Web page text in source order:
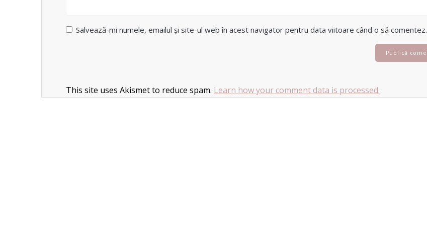
Salvează-mi numele, emailul și site-ul web în acest navigator pentru data viitoare când o să comentez.
This site uses Akismet to reduce spam. Learn how your comment data is processed.